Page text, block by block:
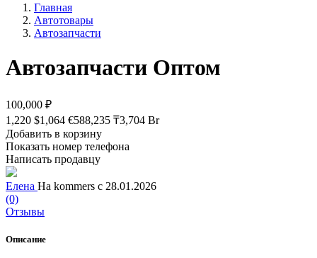
Главная
Автотовары
Автозапчасти
Автозапчасти Оптом
100,000 ₽
1,220 $1,064 €588,235 ₸3,704 Br
Добавить в корзину
Показать номер телефона
Написать продавцу
Елена На kommers с 28.01.2026
(0)
Отзывы
Описание